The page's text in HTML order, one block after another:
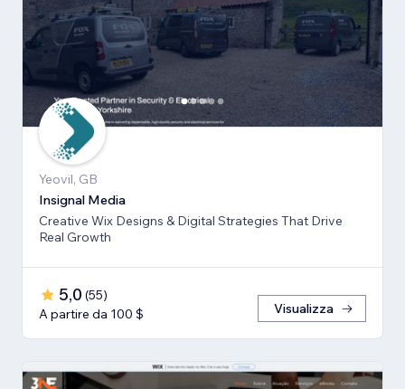
Yeovil, GB
Insignal Media
Creative Wix Designs & Digital Strategies That Drive
Real Growth
5,0 (55)
A partire da 100 $
Visualizza